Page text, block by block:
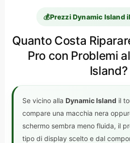
💰Prezzi Dynamic Island
Quanto Costa
Pro con Problemi
Island?
Se vicino alla Dynamic Island il
compare una macchia nera
schermo sembra meno fluida, il
tipo di display scelto e dal